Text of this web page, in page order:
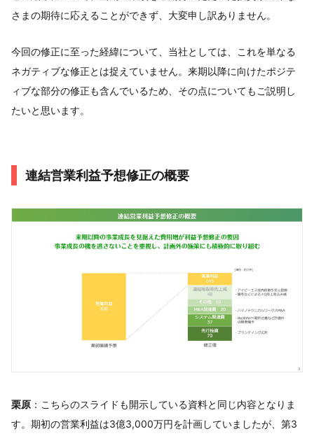
さまの期待に応えることができず、大変申し訳ありません。
今回の修正に至った経緯について、当社としては、これを単なる
ネガティブな修正とは捉えていません。来期以降に向けたポジテ
ィブな部分の修正も含んでいるため、その点についてもご説明し
たいと思います。
連結営業利益予想修正の概要
栗原 ：こちらのスライドも開示している資料と同じ内容となりま
す。期初の営業利益は3億3,000万円を計画していましたが、第3